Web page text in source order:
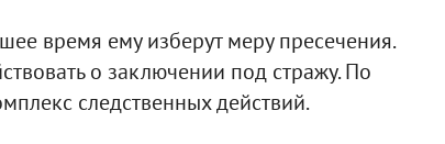
время ему изберут меру пресечения.
о заключении под стражу. По
следственных действий.